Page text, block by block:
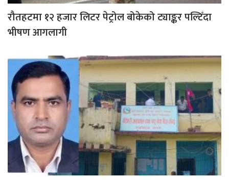
रौतहटमा १२ हजार लिटर पेट्रोल बोकेको ट्याङ्कर पल्टिँदा
भीषण आगलागी